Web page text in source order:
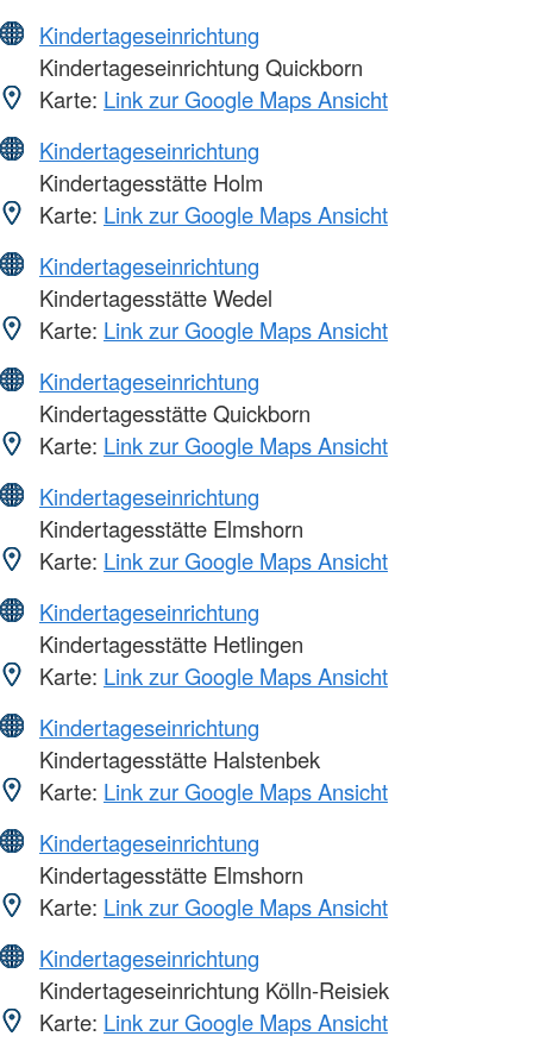
Kindertageseinrichtung
Kindertageseinrichtung Quickborn
Karte: Link zur Google Maps Ansicht
Kindertageseinrichtung
Kindertagesstätte Holm
Karte: Link zur Google Maps Ansicht
Kindertageseinrichtung
Kindertagesstätte Wedel
Karte: Link zur Google Maps Ansicht
Kindertageseinrichtung
Kindertagesstätte Quickborn
Karte: Link zur Google Maps Ansicht
Kindertageseinrichtung
Kindertagesstätte Elmshorn
Karte: Link zur Google Maps Ansicht
Kindertageseinrichtung
Kindertagesstätte Hetlingen
Karte: Link zur Google Maps Ansicht
Kindertageseinrichtung
Kindertagesstätte Halstenbek
Karte: Link zur Google Maps Ansicht
Kindertageseinrichtung
Kindertagesstätte Elmshorn
Karte: Link zur Google Maps Ansicht
Kindertageseinrichtung
Kindertageseinrichtung Kölln-Reisiek
Karte: Link zur Google Maps Ansicht